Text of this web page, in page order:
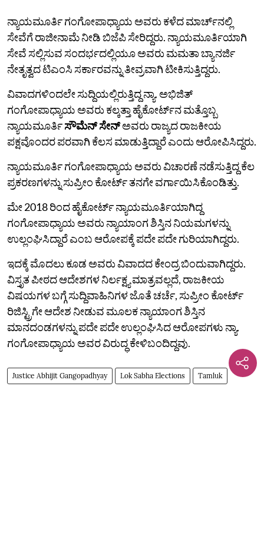
ನ್ಯಾಯಮೂರ್ತಿ ಗಂಗೋಪಾಧ್ಯಾಯ ಅವರು ಕಳೆದ ಮಾರ್ಚ್‌ನಲ್ಲಿ
ಸೇವೆಗೆ ರಾಜೀನಾಮೆ ನೀಡಿ ಬಿಜೆಪಿ ಸೇರಿದ್ದರು. ನ್ಯಾಯಮೂರ್ತಿಯಾಗಿ
ಸೇವೆ ಸಲ್ಲಿಸುವ ಸಂದರ್ಭದಲ್ಲಿಯೂ ಅವರು ಮಮತಾ ಬ್ಯಾನರ್ಜಿ
ನೇತೃತ್ವದ ಟಿಎಂಸಿ ಸರ್ಕಾರವನ್ನು ತೀವ್ರವಾಗಿ ಟೀಕಿಸುತ್ತಿದ್ದರು.
ವಿವಾದಗಳಿಂದಲೇ ಸುದ್ದಿಯಲ್ಲಿರುತ್ತಿದ್ದ ನ್ಯಾ. ಅಭಿಜಿತ್
ಗಂಗೋಪಾಧ್ಯಾಯ‌ ಅವರು ಕಲ್ಕತ್ತಾ ಹೈಕೋರ್ಟ್‌ನ ಮತ್ತೊಬ್ಬ
ನ್ಯಾಯಮೂರ್ತಿಸೌಮೆನ್‌ ಸೇನ್‌ಅವರು ರಾಜ್ಯದ ರಾಜಕೀಯ
ಪಕ್ಷವೊಂದರ ಪರವಾಗಿ ಕೆಲಸ ಮಾಡುತ್ತಿದ್ದಾರೆ ಎಂದು ಆರೋಪಿಸಿದ್ದರು.
ನ್ಯಾಯಮೂರ್ತಿ ಗಂಗೋಪಾಧ್ಯಾಯ ಅವರು ವಿಚಾರಣೆ ನಡೆಸುತ್ತಿದ್ದ ಕೆಲ
ಪ್ರಕರಣಗಳನ್ನು ಸುಪ್ರೀಂ ಕೋರ್ಟ್‌ ತನಗೇ ವರ್ಗಾಯಿಸಿಕೊಂಡಿತ್ತು.
ಮೇ 2018 ರಿಂದ ಹೈಕೋರ್ಟ್ ನ್ಯಾಯಮೂರ್ತಿಯಾಗಿದ್ದ
ಗಂಗೋಪಾಧ್ಯಾಯ ಅವರು ನ್ಯಾಯಾಂಗ ಶಿಸ್ತಿನ ನಿಯಮಗಳನ್ನು
ಉಲ್ಲಂಘಿಸಿದ್ದಾರೆ ಎಂಬ ಆರೋಪಕ್ಕೆ ಪದೇ ಪದೇ ಗುರಿಯಾಗಿದ್ದರು.
ಇದಕ್ಕೆ ಮೊದಲು ಕೂಡ‌ ಅವರು ವಿವಾದದ ಕೇಂದ್ರ ಬಿಂದುವಾಗಿದ್ದರು.
ವಿಸ್ತೃತ ಪೀಠದ ಆದೇಶಗಳ ನಿರ್ಲಕ್ಷ್ಯ ಮಾತ್ರವಲ್ಲದೆ, ರಾಜಕೀಯ
ವಿಷಯಗಳ ಬಗ್ಗೆ ಸುದ್ದಿವಾಹಿನಿಗಳ ಜೊತೆ ಚರ್ಚೆ, ಸುಪ್ರೀಂ ಕೋರ್ಟ್
ರಿಜಿಸ್ಟ್ರಿಗೇ ಆದೇಶ ನೀಡುವ ಮೂಲಕ ನ್ಯಾಯಾಂಗ ಶಿಸ್ತಿನ
ಮಾನದಂಡಗಳನ್ನು ಪದೇ ಪದೇ ಉಲ್ಲಂಘಿಸಿದ ಆರೋಪಗಳು ನ್ಯಾ.
ಗಂಗೋಪಾಧ್ಯಾಯ‌ ಅವರ ವಿರುದ್ಧ ಕೇಳಿಬಂದಿದ್ದವು.
Justice Abhijit Gangopadhyay Lok Sabha Elections Tamluk